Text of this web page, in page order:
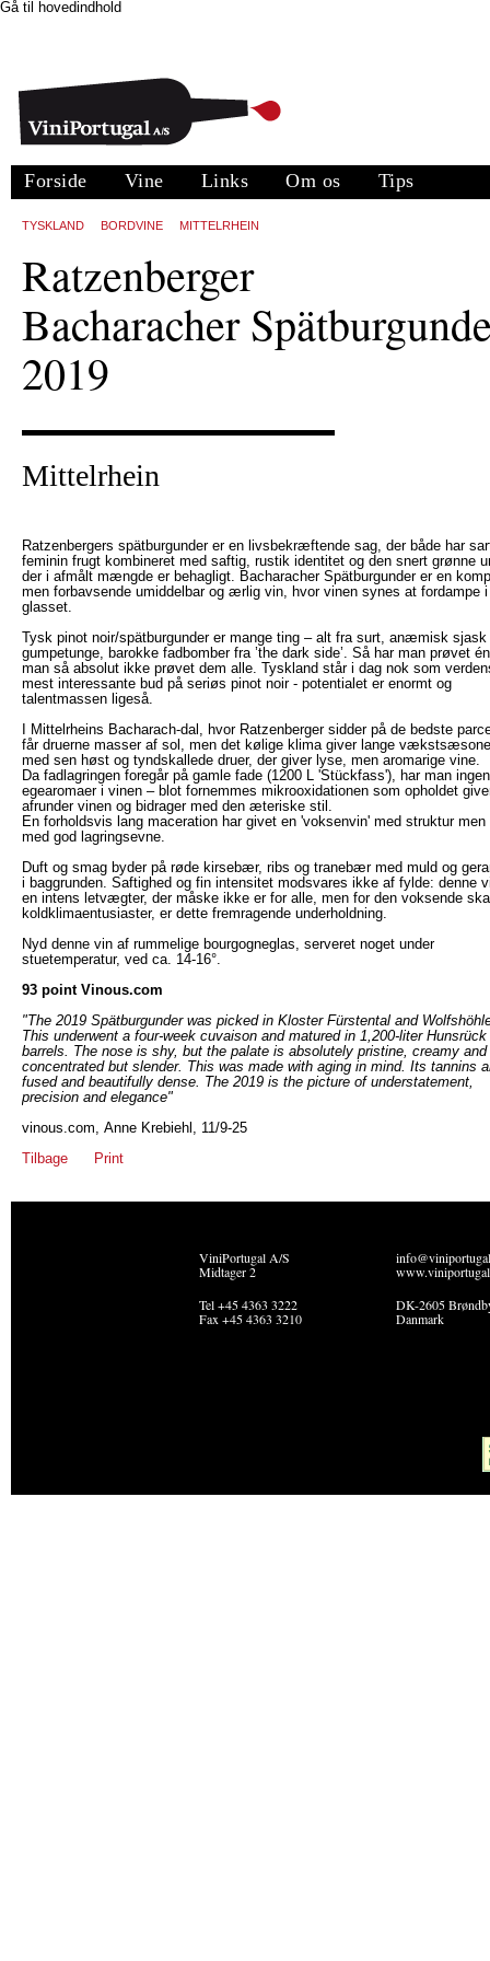
Gå til hovedindhold
Forside Vine Links Om os Tips
TYSKLAND BORDVINE MITTELRHEIN
Ratzenberger
Bacharacher
2019
Mittelrhein
Ratzenbergers spätburgunder er en livsbekræftende sag, der både har
feminin frugt kombineret med saftig, rustik identitet og den snert grønne
der i afmålt mængde er behagligt. Bacharacher Spätburgunder er en
men forbavsende umiddelbar og ærlig vin, hvor vinen synes at fordampe i
glasset.
Tysk pinot noir/spätburgunder er mange ting – alt fra surt, anæmisk
gumpetunge, barokke fadbomber fra ’the dark side’. Så har man prøvet
man så absolut ikke prøvet dem alle. Tyskland står i dag nok som
mest interessante bud på seriøs pinot noir - potentialet er enormt og
talentmassen ligeså.
I Mittelrheins Bacharach-dal, hvor Ratzenberger sidder på de bedste
får druerne masser af sol, men det kølige klima giver lange
med sen høst og tyndskallede druer, der giver lyse, men aromarige vine.
Da fadlagringen foregår på gamle fade (1200 L 'Stückfass'), har man ingen
egearomaer i vinen – blot fornemmes mikrooxidationen som opholdet
afrunder vinen og bidrager med den æteriske stil.
En forholdsvis lang maceration har givet en 'voksenvin' med struktur men
med god lagringsevne.
Duft og smag byder på røde kirsebær, ribs og tranebær med muld og
i baggrunden. Saftighed og fin intensitet modsvares ikke af fylde: denne
en intens letvægter, der måske ikke er for alle, men for den voksende
koldklimaentusiaster, er dette fremragende underholdning.
Nyd denne vin af rummelige bourgogneglas, serveret noget under
stuetemperatur, ved ca. 14-16°.
93 point Vinous.com
"The 2019 Spätburgunder was picked in Kloster Fürstental and
This underwent a four-week cuvaison and matured in 1,200-liter
barrels. The nose is shy, but the palate is absolutely pristine, creamy and
concentrated but slender. This was made with aging in mind. Its tannins
fused and beautifully dense. The 2019 is the picture of understatement,
precision and elegance"
vinous.com, Anne Krebiehl, 11/9-25
Tilbage
Print
ViniPortugal A/S
Midtager 2
Tel +45 4363 3222
Fax +45 4363 3210
DK-2605
Danmark